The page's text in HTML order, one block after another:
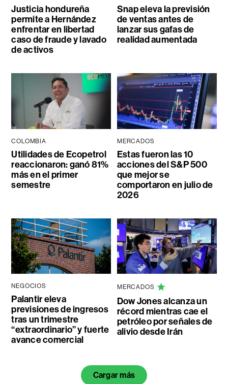
Justicia hondureña
permite a Hernández
enfrentar en libertad
caso de fraude y lavado
de activos
Snap eleva la previsión
de ventas antes de
lanzar sus gafas de
realidad aumentada
COLOMBIA
Utilidades de Ecopetrol
reaccionaron: ganó 81%
más en el primer
semestre
MERCADOS
Estas fueron las 10
acciones del S&P 500
que mejor se
comportaron en julio de
2026
NEGOCIOS
Palantir eleva
previsiones de ingresos
tras un trimestre
“extraordinario” y fuerte
avance comercial
MERCADOS
Dow Jones alcanza un
récord mientras cae el
petróleo por señales de
alivio desde Irán
Cargar más